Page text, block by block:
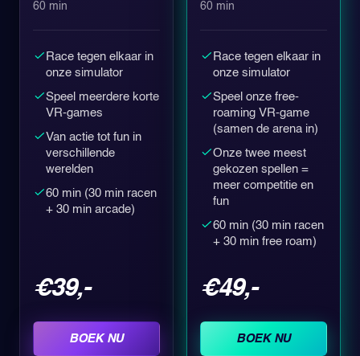
60 min
Race tegen elkaar in
onze simulator
Speel meerdere korte
VR-games
Van actie tot fun in
verschillende
werelden
60 min (30 min racen
+ 30 min arcade)
€39,-
BOEK NU
60 min
Race tegen elkaar in
onze simulator
Speel onze free-
roaming VR-game
(samen de arena in)
Onze twee meest
gekozen spellen =
meer competitie en
fun
60 min (30 min racen
+ 30 min free roam)
€49,-
BOEK NU